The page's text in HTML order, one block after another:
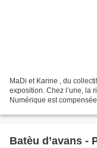
MaDi et Karine , du
exposition. Chez l’une, la
Numérique est
Batèu d’avans -